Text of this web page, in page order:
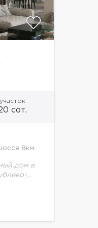
участок
сот.
8км.
дом в
для